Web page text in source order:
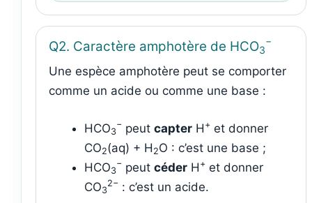
Q2. Caractère amphotère de HCO3
−
Une espèce amphotère peut se comporter
comme un acide ou comme une base :
HCO3
− peut capter H + et donner
CO2(aq) + H 2O : c’est une base ;
HCO3
− peut céder H + et donner
CO3
2− : c’est un acide.